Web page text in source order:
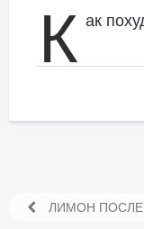
К ак
ЛИМОН